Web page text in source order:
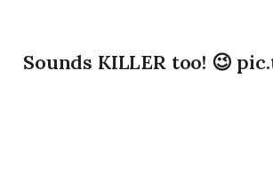
Sounds KILLER too! 😉